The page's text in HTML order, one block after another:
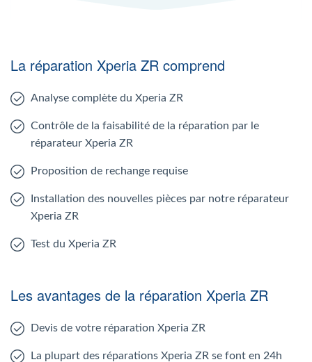
La réparation Xperia ZR comprend
Analyse complète du Xperia ZR
Contrôle de la faisabilité de la réparation par le
réparateur Xperia ZR
Proposition de rechange requise
Installation des nouvelles pièces par notre réparateur
Xperia ZR
Test du Xperia ZR
Les avantages de la réparation Xperia ZR
Devis de votre réparation Xperia ZR
La plupart des réparations Xperia ZR se font en 24h